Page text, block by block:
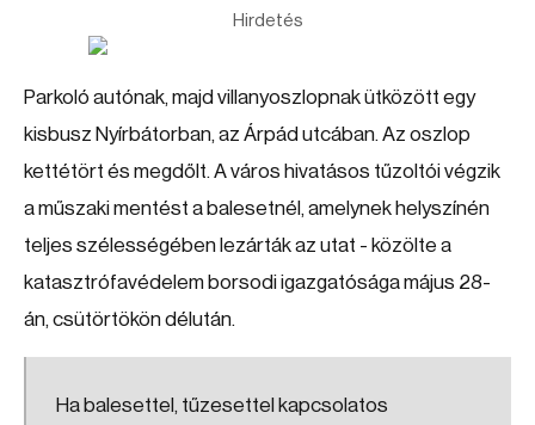
Hirdetés
Parkoló autónak, majd villanyoszlopnak ütközött egy
kisbusz Nyírbátorban, az Árpád utcában. Az oszlop
kettétört és megdőlt. A város hivatásos tűzoltói végzik
a műszaki mentést a balesetnél, amelynek helyszínén
teljes szélességében lezárták az utat - közölte a
katasztrófavédelem borsodi igazgatósága május 28-
án, csütörtökön délután.
Ha balesettel, tűzesettel kapcsolatos